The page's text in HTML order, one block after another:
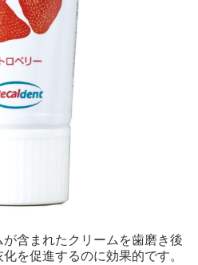
含まれたクリームを歯磨き後
を促進するのに効果的です。